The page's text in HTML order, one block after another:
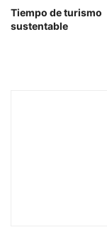
Tiempo de turismo
sustentable